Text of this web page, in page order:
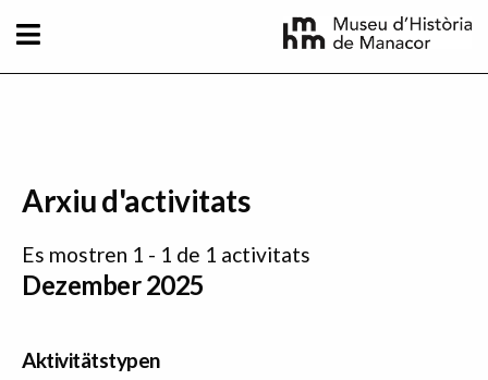
Arxiu d'activitats
Es mostren 1 - 1 de 1 activitats
Dezember 2025
Aktivitätstypen